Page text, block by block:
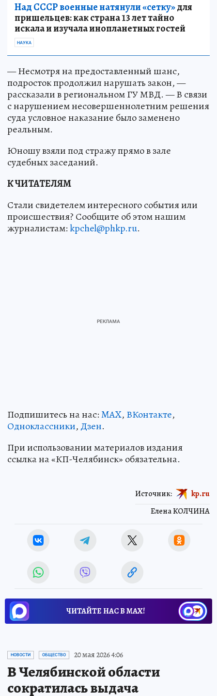
Над СССР военные натянули «сетку»для
пришельцев: как страна 13 лет тайно
искала и изучала инопланетных гостей
НАУКА
— Несмотря на предоставленный шанс,
подросток продолжил нарушать закон, —
рассказали в региональном ГУ МВД. — В связи
с нарушением несовершеннолетним решения
суда условное наказание было заменено
реальным.
Юношу взяли под стражу прямо в зале
судебных заседаний.
К ЧИТАТЕЛЯМ
Стали свидетелем интересного события или
происшествия? Сообщите об этом нашим
журналистам:kpchel@phkp.ru.
Подпишитесь на нас:MAX, ВКонтакте,
Одноклассники, Дзен.
При использовании материалов издания
ссылка на «КП-Челябинск» обязательна.
Елена КОЛЧИНА
Источник: kp.ru
ЧИТАЙТЕ НАС В МАХ!
НОВОСТИ ОБЩЕСТВО 20 мая 2026 4:06
В Челябинской области
сократилась выдача